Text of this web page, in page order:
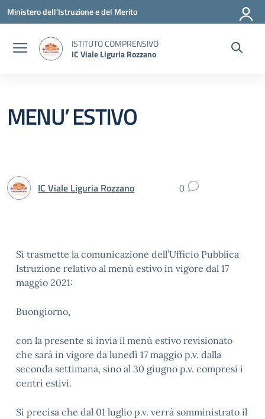
Vai ai contenuti
Vai al menu di navigazione
Vai al footer
Ministero dell'Istruzione e del Merito
ISTITUTO COMPRENSIVO
IC Viale Liguria Rozzano
MENU’ ESTIVO
IC Viale Liguria Rozzano 0
Si trasmette la comunicazione dell’Ufficio Pubblica
Istruzione relativo al menù estivo in vigore dal 17
maggio 2021:
Buongiorno,
con la presente si invia il menù estivo revisionato
che sarà in vigore da lunedì 17 maggio p.v. dalla
seconda settimana, sino al 30 giugno p.v. compresi i
centri estivi.
Si precisa che dal 01 luglio p.v. verrà somministrato il